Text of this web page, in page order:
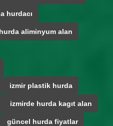
hurdacı
aliminyum alan
izmir plastik hurda
izmirde hurda kagıt alan
güncel hurda fiyatlar